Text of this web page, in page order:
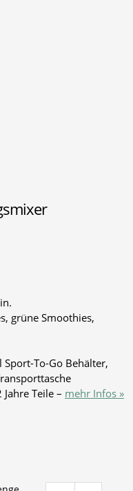
grüne Smoothies,
To-Go Behälter,
Teile – mehr Infos »